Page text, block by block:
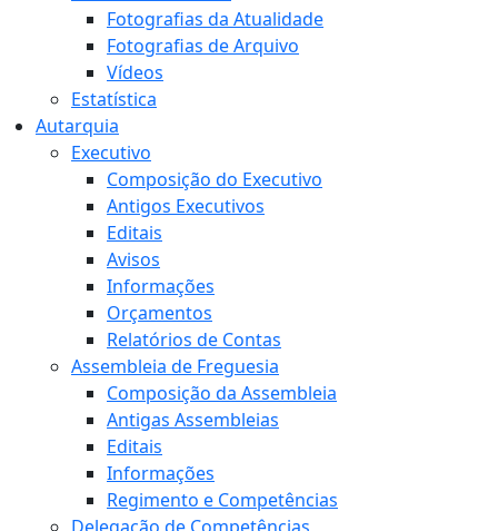
Fotografias da Atualidade
Fotografias de Arquivo
Vídeos
Estatística
Autarquia
Executivo
Composição do Executivo
Antigos Executivos
Editais
Avisos
Informações
Orçamentos
Relatórios de Contas
Assembleia de Freguesia
Composição da Assembleia
Antigas Assembleias
Editais
Informações
Regimento e Competências